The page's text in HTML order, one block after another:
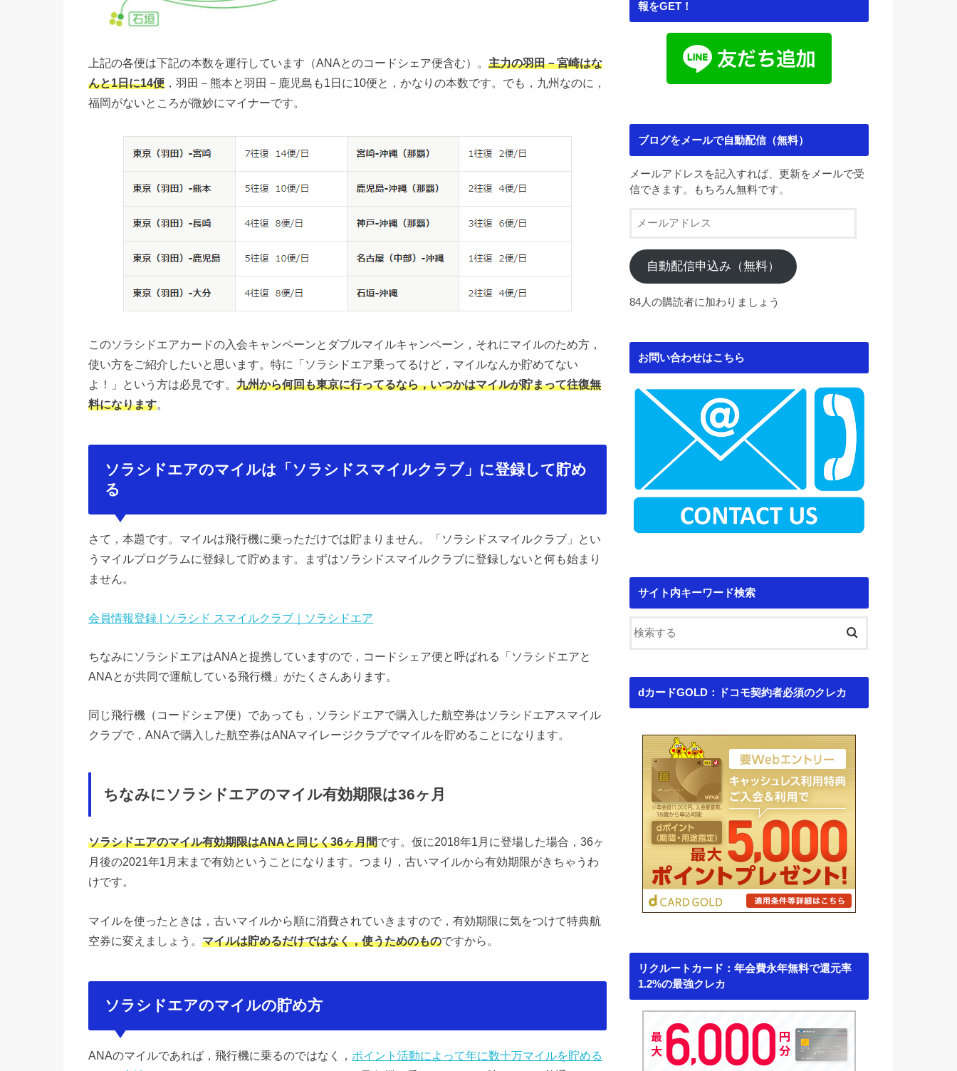
上記の各便は下記の本数を運行しています（ANAとのコードシェア便含む）。 主力の羽田－宮崎はな
んと1日に14便 ，羽田－熊本と羽田－鹿児島も1日に10便と，かなりの本数です。でも，九州なのに，
福岡がないところが微妙にマイナーです。
このソラシドエアカードの入会キャンペーンとダブルマイルキャンペーン，それにマイルのため方，
使い方をご紹介したいと思います。特に「ソラシドエア乗ってるけど，マイルなんか貯めてない
よ！」という方は必見です。 九州から何回も東京に行ってるなら，いつかはマイルが貯まって往復無
料になります。
ソラシドエアのマイルは「ソラシドスマイルクラブ」に登録して貯め
る
さて，本題です。マイルは飛行機に乗っただけでは貯まりません。「ソラシドスマイルクラブ」とい
うマイルプログラムに登録して貯めます。まずはソラシドスマイルクラブに登録しないと何も始まり
ません。
会員情報登録 | ソラシド スマイルクラブ｜ソラシドエア
ちなみにソラシドエアはANAと提携していますので，コードシェア便と呼ばれる「ソラシドエアと
ANAとが共同で運航している飛行機」がたくさんあります。
同じ飛行機（コードシェア便）であっても，ソラシドエアで購入した航空券はソラシドエアスマイル
クラブで，ANAで購入した航空券はANAマイレージクラブでマイルを貯めることになります。
ちなみにソラシドエアのマイル有効期限は36ヶ月
ソラシドエアのマイル有効期限はANAと同じく36ヶ月間です。仮に2018年1月に登場した場合，36ヶ
月後の2021年1月末まで有効ということになります。つまり，古いマイルから有効期限がきちゃうわ
けです。
マイルを使ったときは，古いマイルから順に消費されていきますので，有効期限に気をつけて特典航
空券に変えましょう。 マイルは貯めるだけではなく，使うためのものですから。
ソラシドエアのマイルの貯め方
ANAのマイルであれば，飛行機に乗るのではなく， ポイント活動によって年に数十万マイルを貯める
報をGET！
ブログをメールで自動配信（無料）
メールアドレスを記入すれば、更新をメールで受
信できます。もちろん無料です。
ー
ア
ド
ス
自動配信申込み（無料）
84人の購読者に加わりましょう
お問い合わせはこちら
サイト内キーワード検索
dカードGOLD：ドコモ契約者必須のクレカ
リクルートカード：年会費永年無料で還元率
1.2%の最強クレカ